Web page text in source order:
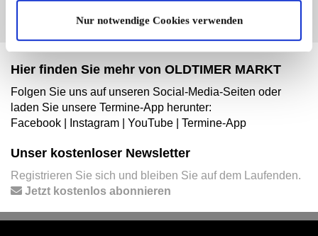
Nur notwendige Cookies verwenden
Hier finden Sie mehr von OLDTIMER MARKT
Folgen Sie uns auf unseren Social-Media-Seiten oder
laden Sie unsere Termine-App herunter:
Facebook
Instagram YouTube Termine-App
Unser kostenloser Newsletter
Registrieren Sie sich und bleiben Sie auf dem Laufenden.
Jetzt kostenlos abonnieren